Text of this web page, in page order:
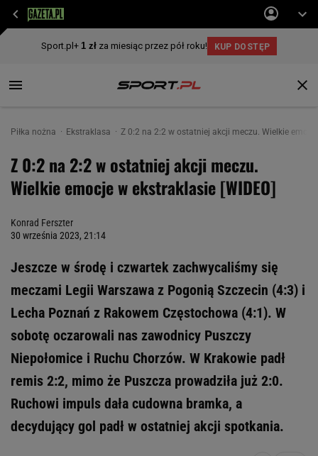
Piłka nożna Ekstraklasa Z 0:2 na 2:2 w ostatniej akcji meczu. Wielkie
Z 0:2 na 2:2 w ostatniej akcji meczu.
Wielkie emocje w ekstraklasie [WIDEO]
Konrad Ferszter
30 września 2023, 21:14
Jeszcze w środę i czwartek zachwycaliśmy się
meczami Legii Warszawa z Pogonią Szczecin (4:3) i
Lecha Poznań z Rakowem Częstochowa (4:1). W
sobotę oczarowali nas zawodnicy Puszczy
Niepołomice i Ruchu Chorzów. W Krakowie padł
remis 2:2, mimo że Puszcza prowadziła już 2:0.
Ruchowi impuls dała cudowna bramka, a
decydujący gol padł w ostatniej akcji spotkania.